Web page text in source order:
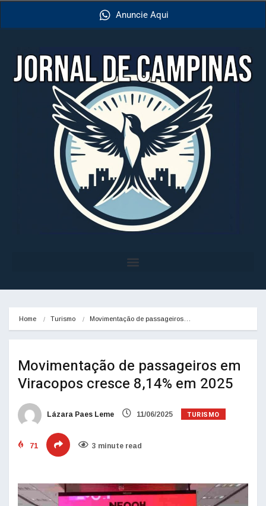
Anuncie Aqui
Home Turismo Movimentação de passageiros…
Movimentação de passageiros em
Viracopos cresce 8,14% em 2025
Lázara Paes Leme 11/06/2025 TURISMO
71 3 minute read